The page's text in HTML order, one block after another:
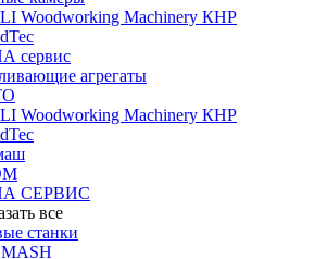
Woodworking Machinery КНР
сервис
агрегаты
Woodworking Machinery КНР
СЕРВИС
все
станки